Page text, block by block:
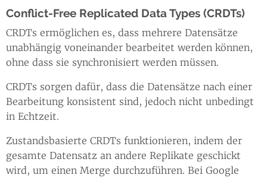
Conflict-Free Replicated Data Types (CRDTs)
CRDTs ermöglichen es, dass mehrere Datensätze
unabhängig voneinander bearbeitet werden können,
ohne dass sie synchronisiert werden müssen.
CRDTs sorgen dafür, dass die Datensätze nach einer
Bearbeitung konsistent sind, jedoch nicht unbedingt
in Echtzeit.
Zustandsbasierte CRDTs funktionieren, indem der
gesamte Datensatz an andere Replikate geschickt
wird, um einen Merge durchzuführen. Bei Google